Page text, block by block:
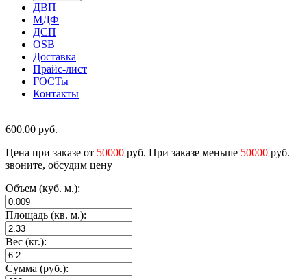
ДВП
МДФ
ДСП
OSB
Доставка
Прайс-лист
ГОСТы
Контакты
600.00 руб.
Цена при заказе от 50000 руб. При заказе меньше 50000 руб.
звоните, обсудим цену
Объем (куб. м.):
Площадь (кв. м.):
Вес (кг.):
Сумма (руб.):